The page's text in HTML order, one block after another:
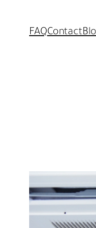
Contact
FAQ